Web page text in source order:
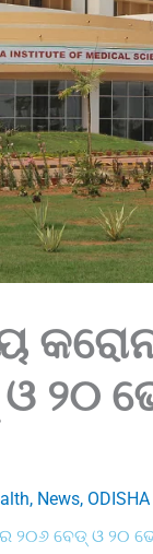
୨୦
, News,
୨୦୬ ବେଡ୍ ଓ ୨୦